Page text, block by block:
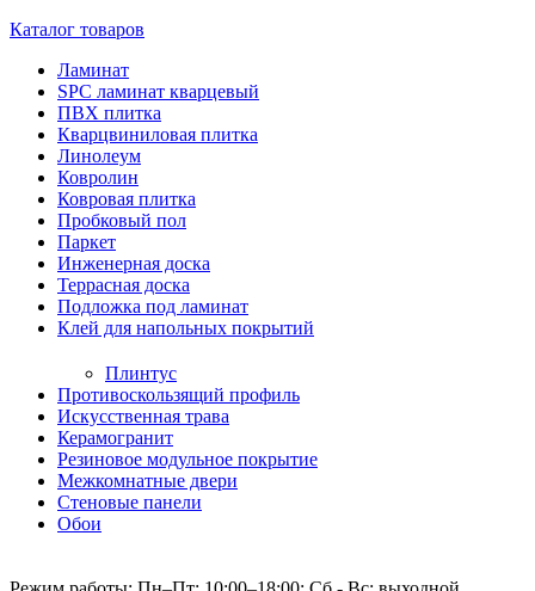
Каталог товаров
Ламинат
SPC ламинат кварцевый
ПВХ плитка
Кварцвиниловая плитка
Линолеум
Ковролин
Ковровая плитка
Пробковый пол
Паркет
Инженерная доска
Террасная доска
Подложка под ламинат
Клей для напольных покрытий
Плинтус
Противоскользящий профиль
Искусственная трава
Керамогранит
Резиновое модульное покрытие
Межкомнатные двери
Стеновые панели
Обои